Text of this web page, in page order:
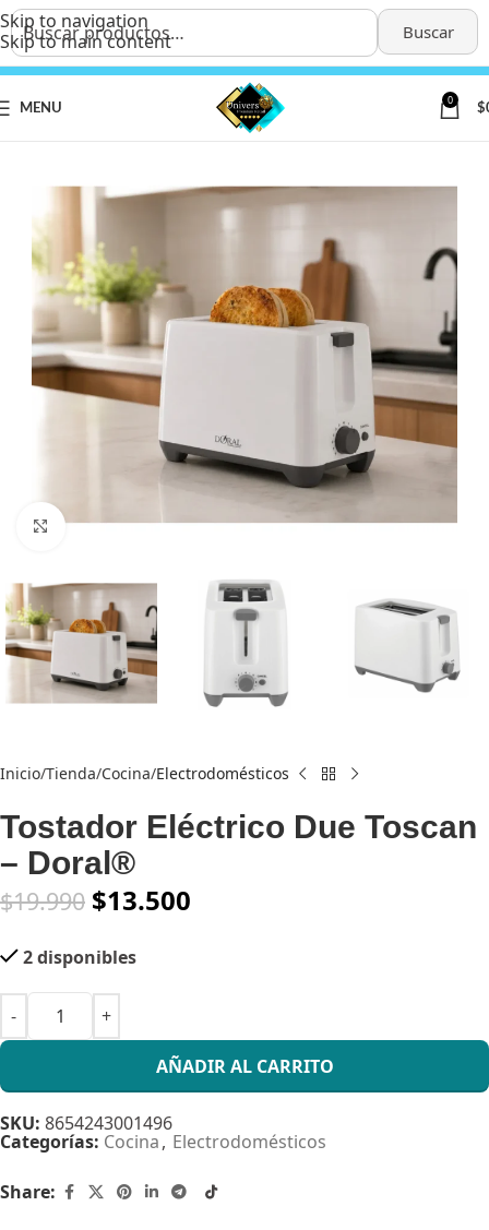
Buscar
Skip to navigation
Skip to main content
MENU
0
$
Click to enlarge
Inicio Tienda Cocina Electrodomésticos
Tostador Eléctrico Due Toscan
– Doral®
$19.990 $13.500
2 disponibles
AÑADIR AL CARRITO
SKU: 8654243001496
Categorías: Cocina, Electrodomésticos
Share: